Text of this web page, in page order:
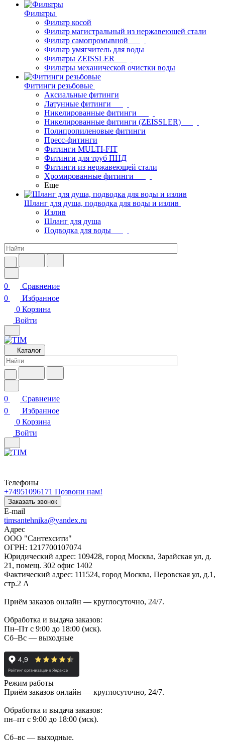
Фильтры
Фильтр косой
Фильтр магистральный из нержавеющей стали
Фильтр самопромывной
Фильтр умягчитель для воды
Фильтры ZEISSLER
Фильтры механической очистки воды
Фитинги резьбовые
Аксиальные фитинги
Латунные фитинги
Никелированные фитинги
Никелированные фитинги (ZEISSLER)
Полипропиленовые фитинги
Пресс-фитинги
Фитинги MULTI-FIT
Фитинги для труб ПНД
Фитинги из нержавеющей стали
Хромированные фитинги
Еще
Шланг для душа, подводка для воды и излив
Излив
Шланг для душа
Подводка для воды
0
Сравнение
0
Избранное
0 Корзина
Войти
Каталог
0
Сравнение
0
Избранное
0 Корзина
Войти
Телефоны
+74951096171 Позвони нам!
Заказать звонок
E-mail
timsantehnika@yandex.ru
Адрес
ООО "Сантехсити"
ОГРН: 1217700107074
Юридический адрес: 109428, город Москва, Зарайская ул, д.
21, помещ. 302 офис 1402
Фактический адрес: 111524, город Москва, Перовская ул, д.1,
стр.2 А
Приём заказов онлайн — круглосуточно, 24/7.
Обработка и выдача заказов:
Пн–Пт с 9:00 до 18:00 (мск).
Сб–Вс — выходные
Режим работы
Приём заказов онлайн — круглосуточно, 24/7.
Обработка и выдача заказов:
пн–пт с 9:00 до 18:00 (мск).
Сб–вс — выходные.